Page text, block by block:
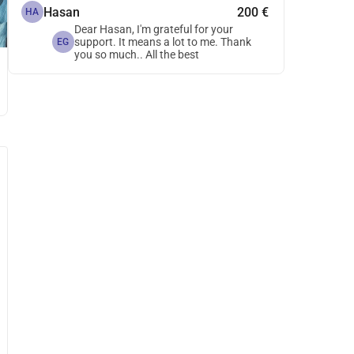
HA Hasan 200 €
EG
Dear Hasan, I'm grateful for your
support. It means a lot to me. Thank
you so much.. All the best